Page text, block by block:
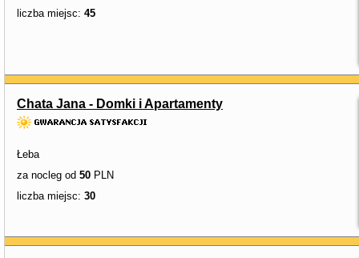
liczba miejsc: 45
Chata Jana - Domki i Apartamenty
Łeba
za nocleg od 50 PLN
liczba miejsc: 30